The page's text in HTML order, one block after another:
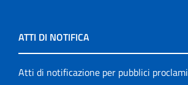
ATTI DI NOTIFICA
Atti di notificazione per pubblici proclami